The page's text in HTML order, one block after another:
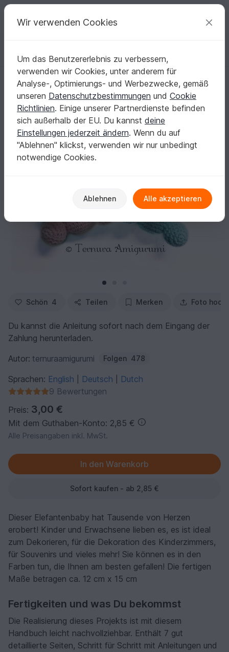
Deine kreativen Ideen
Deutsch | € (EUR) einloggen Kostenlos registrieren
Startseite Häkeln Amigurumi Elefanten
Häkelanleitung von baby Elefanten pdf ternura amigurumi english-
Häkelanleitung von baby Elefanten pdf ternura
amigurumi english- deutsch- dutch
Schön 4 Teilen Merken Foto
Du kannst die Anleitung sofort nach dem Eingang der
Zahlung herunterladen.
Autor: ternuraamigurumi Folgen 478
Sprachen: English Deutsch
Dutch
9 Bewertungen
Preis: 3,00 €
Mit dem Guthaben-Konto: 2,85 €
Alle Preisangaben inkl. MwSt.
Sofort kaufen - ab 2,85 €
Dieser Elefantenbaby hat Tausende von Herzen
erobert! Kinder und Erwachsene lieben es, es ist ideal
zum Dekorieren, für die Dekoration des Kinderzimmers,
für Souvenirs und vieles mehr! Sie können es in den
Farben tun, die Ihnen am besten gefallen! Die fertigen
Maße betragen ca. 12 cm x 15 cm
Fertigkeiten und was Du bekommst
Die Realisierung dieses Projekts ist mit diesem
Handbuch leicht nachvollziehbar. Enthält 7 gut
detaillierte Seiten, Schritt für Schritt mit Anleitungen und
Wir verwenden Cookies
Um das Benutzererlebnis zu verbessern,
verwenden wir Cookies, unter anderem für
Analyse-, Optimierungs- und Werbezwecke, gemäß
unseren Datenschutzbestimmungen und Cookie
Richtlinien. Einige unserer Partnerdienste befinden
sich außerhalb der EU. Du kannst deine
Einstellungen jederzeit ändern. Wenn du auf
"Ablehnen" klickst, verwenden wir nur unbedingt
notwendige Cookies.
Ablehnen Alle akzeptieren